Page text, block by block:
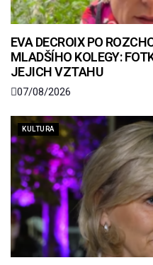
EVA DECROIX PO
MLADŠÍHO KOLEGY:
JEJICH VZTAHU
07/08/2026
KULTURA